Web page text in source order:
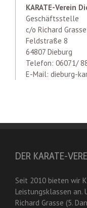
KARATE-Verein
Geschäftsstelle
c/o Richard Grasse
Feldstraße 8
64807 Dieburg
Telefon: 06071/
E-Mail: dieburg-
DER KARATE-
Seit 2010 bieten wir
Leistungsklassen an.
Richard Grasse (5.